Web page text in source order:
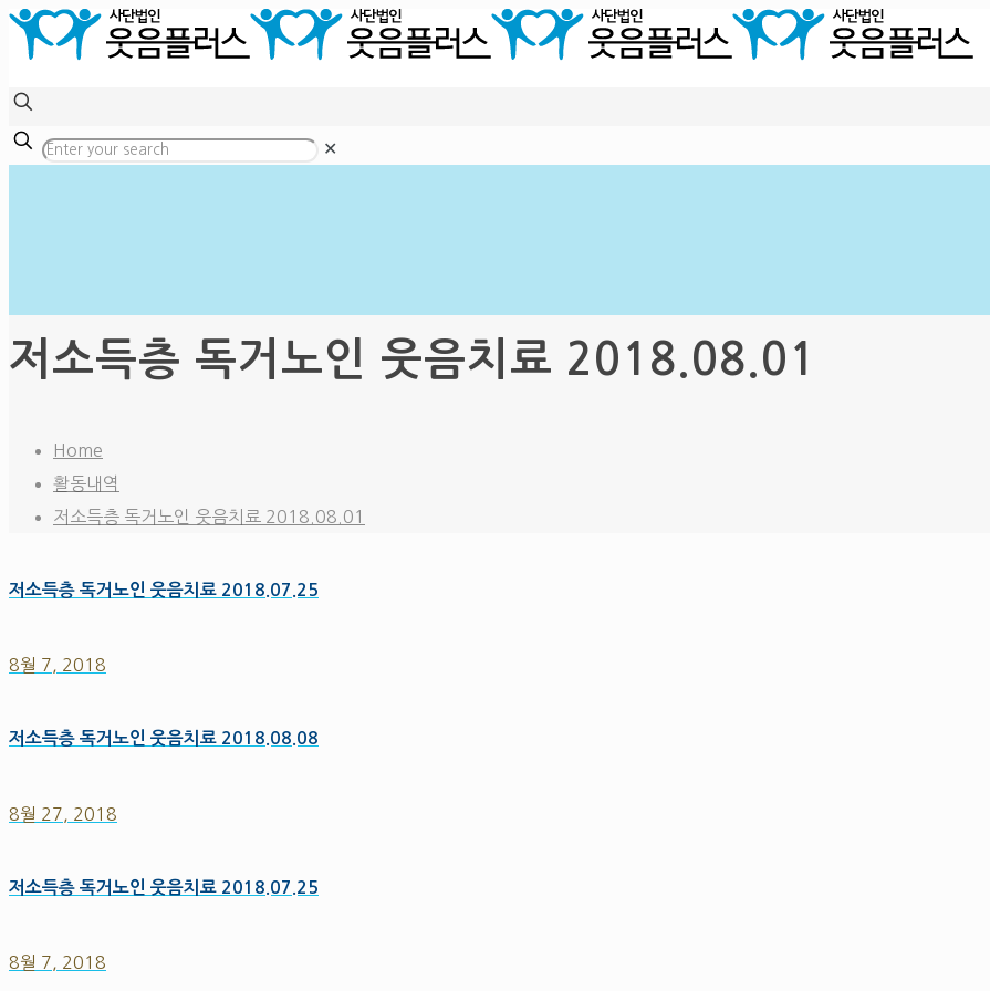
✕
저소득층 독거노인 웃음치료 2018.08.01
Home
활동내역
저소득층 독거노인 웃음치료 2018.08.01
저소득층 독거노인 웃음치료 2018.07.25
8월 7, 2018
저소득층 독거노인 웃음치료 2018.08.08
8월 27, 2018
저소득층 독거노인 웃음치료 2018.07.25
8월 7, 2018